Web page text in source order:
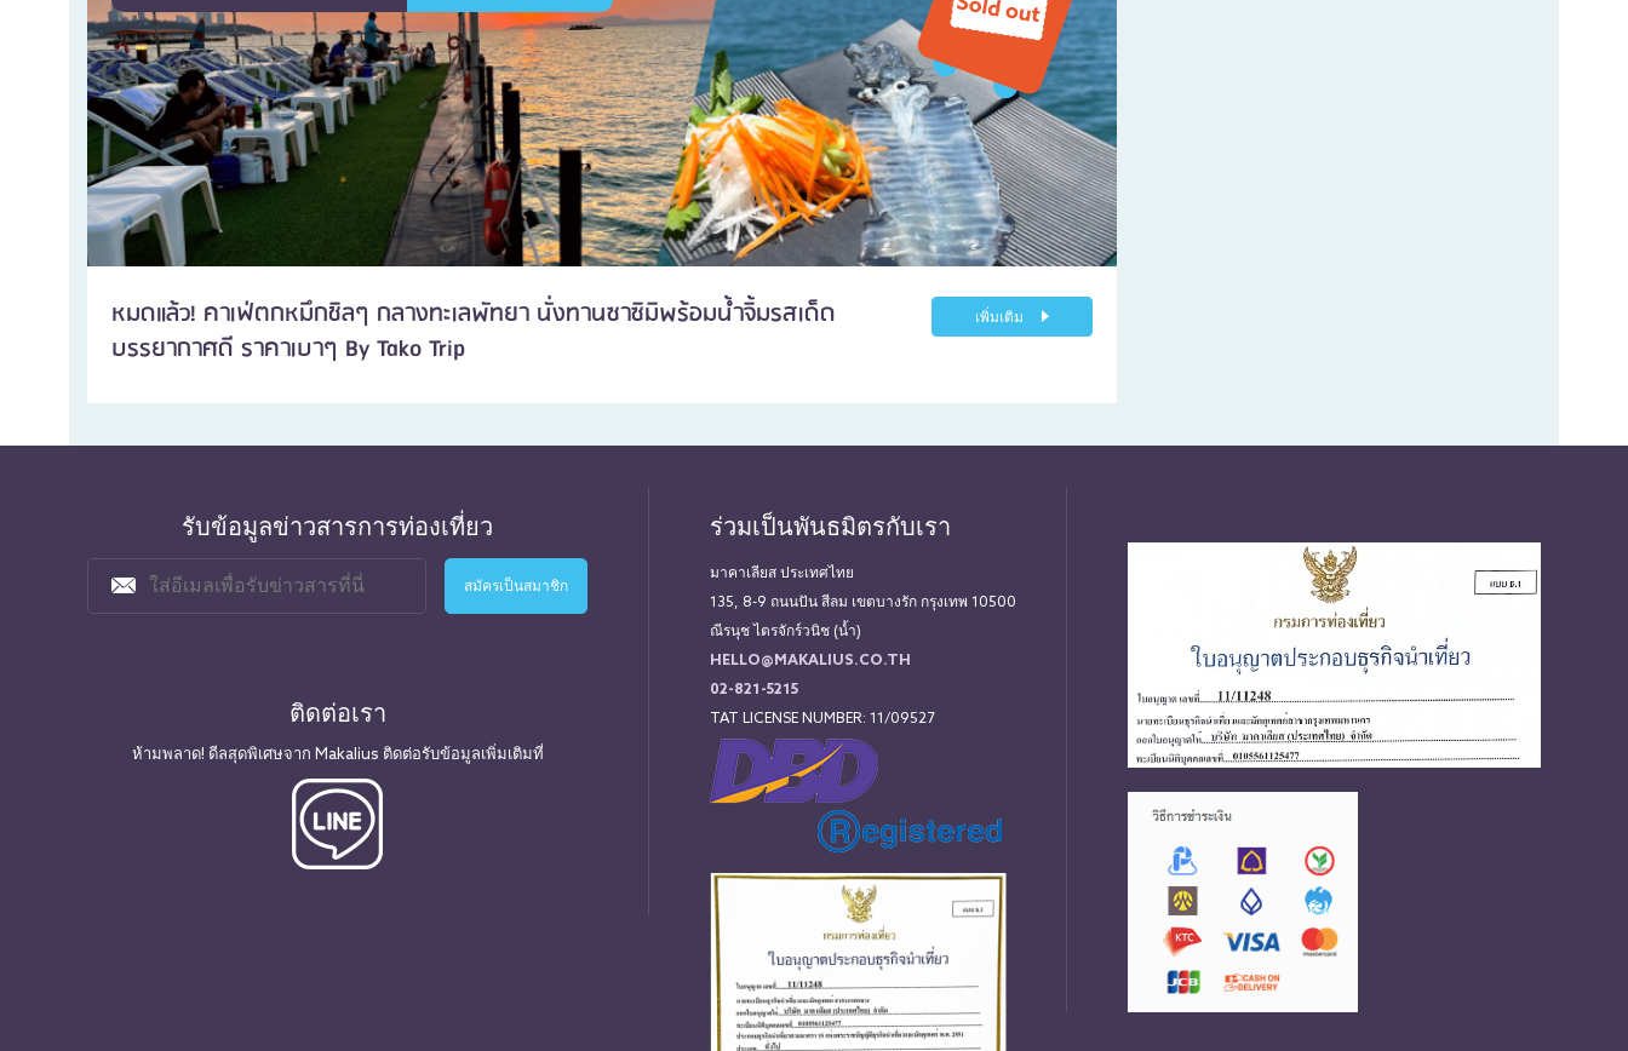
หมดแล้ว! คาเฟ่ตกหมึกชิลๆ กลางทะเลพัทยา นั่งทานซาซิมิพร้อมน้ำจิ้มรสเด็ด
บรรยากาศดี ราคาเบาๆ By Tako Trip
เพิ่มเติม
รับข้อมูลข่าวสารการท่องเที่ยว
ติดต่อเรา
ห้ามพลาด! ดีลสุดพิเศษจาก Makalius ติดต่อรับข้อมูลเพิ่มเติมที่
ร่วมเป็นพันธมิตรกับเรา
มาคาเลียส ประเทศไทย
135, 8-9 ถนนปัน สีลม เขตบางรัก กรุงเทพ 10500
ณีรนุช ไตรจักร์วนิช (น้ำ)
HELLO@MAKALIUS.CO.TH
02-821-5215
TAT LICENSE NUMBER: 11/09527